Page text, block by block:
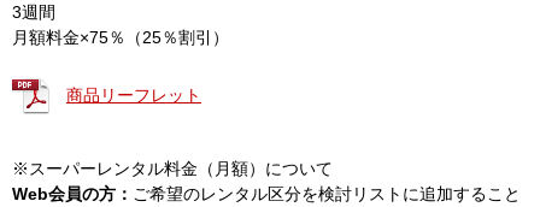
3週間
月額料金×75％（25％割引）
商品リーフレット
※スーパーレンタル料金（月額）について
Web会員の方： ご希望のレンタル区分を検討リストに追加すること